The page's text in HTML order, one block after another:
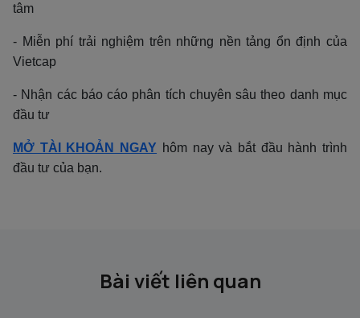
tâm
- Miễn phí trải nghiệm trên những nền tảng ổn định của
Vietcap
- Nhận các báo cáo phân tích chuyên sâu theo danh mục
đầu tư
MỞ TÀI KHOẢN NGAY hôm nay và bắt đầu hành trình
đầu tư của bạn.
Bài viết liên quan